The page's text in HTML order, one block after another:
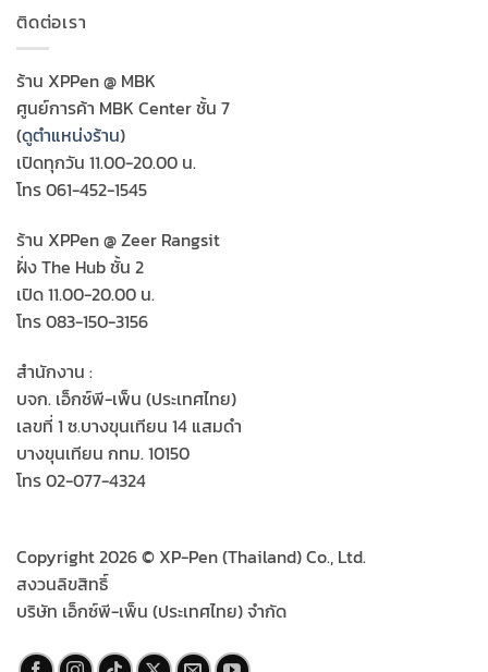
ติดต่อเรา
ร้าน XPPen @ MBK
ศูนย์การค้า MBK Center ชั้น 7
(ดูตำแหน่งร้าน)
เปิดทุกวัน 11.00-20.00 น.
โทร 061-452-1545
ร้าน XPPen @ Zeer Rangsit
ฝั่ง The Hub ชั้น 2
เปิด 11.00-20.00 น.
โทร 083-150-3156
สำนักงาน :
บจก. เอ็กซ์พี-เพ็น (ประเทศไทย)
เลขที่ 1 ซ.บางขุนเทียน 14 แสมดำ
บางขุนเทียน กทม. 10150
โทร 02-077-4324
Copyright 2026 © XP-Pen (Thailand) Co., Ltd.
สงวนลิขสิทธิ์
บริษัท เอ็กซ์พี-เพ็น (ประเทศไทย) จำกัด